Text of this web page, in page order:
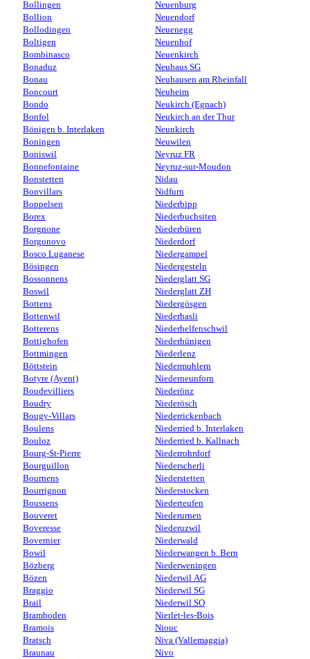
Bollingen
Bollion
Bollodingen
Boltigen
Bombinasco
Bonaduz
Bonau
Boncourt
Bondo
Bonfol
Bönigen b. Interlaken
Boningen
Boniswil
Bonnefontaine
Bonstetten
Bonvillars
Boppelsen
Borex
Borgnone
Borgonovo
Bosco Luganese
Bösingen
Bossonnens
Boswil
Bottens
Bottenwil
Botterens
Bottighofen
Bottmingen
Böttstein
Botyre (Ayent)
Boudevilliers
Boudry
Bougy-Villars
Boulens
Bouloz
Bourg-St-Pierre
Bourguillon
Bournens
Bourrignon
Boussens
Bouveret
Boveresse
Bovernier
Bowil
Bözberg
Bözen
Braggio
Brail
Bramboden
Bramois
Bratsch
Braunau
Neuenburg
Neuendorf
Neuenegg
Neuenhof
Neuenkirch
Neuhaus SG
Neuhausen am Rheinfall
Neuheim
Neukirch (Egnach)
Neukirch an der Thur
Neunkirch
Neuwilen
Neyruz FR
Neyruz-sur-Moudon
Nidau
Nidfurn
Niederbipp
Niederbuchsiten
Niederbüren
Niederdorf
Niedergampel
Niedergesteln
Niederglatt SG
Niederglatt ZH
Niedergösgen
Niederhasli
Niederhelfenschwil
Niederhünigen
Niederlenz
Niedermuhlern
Niederneunforn
Niederönz
Niederösch
Niederrickenbach
Niederried b. Interlaken
Niederried b. Kallnach
Niederrohrdorf
Niederscherli
Niederstetten
Niederstocken
Niederteufen
Niederurnen
Niederuzwil
Niederwald
Niederwangen b. Bern
Niederweningen
Niederwil AG
Niederwil SG
Niederwil SO
Nierlet-les-Bois
Niouc
Niva (Vallemaggia)
Nivo